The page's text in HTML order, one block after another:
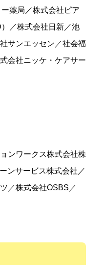
薬局／株式会社ピア
／株式会社日新／池
サンエッセン／社会福
会社ニッケ・ケアサー
ンワークス株式会社株
ンサービス株式会社／
／株式会社OSBS／